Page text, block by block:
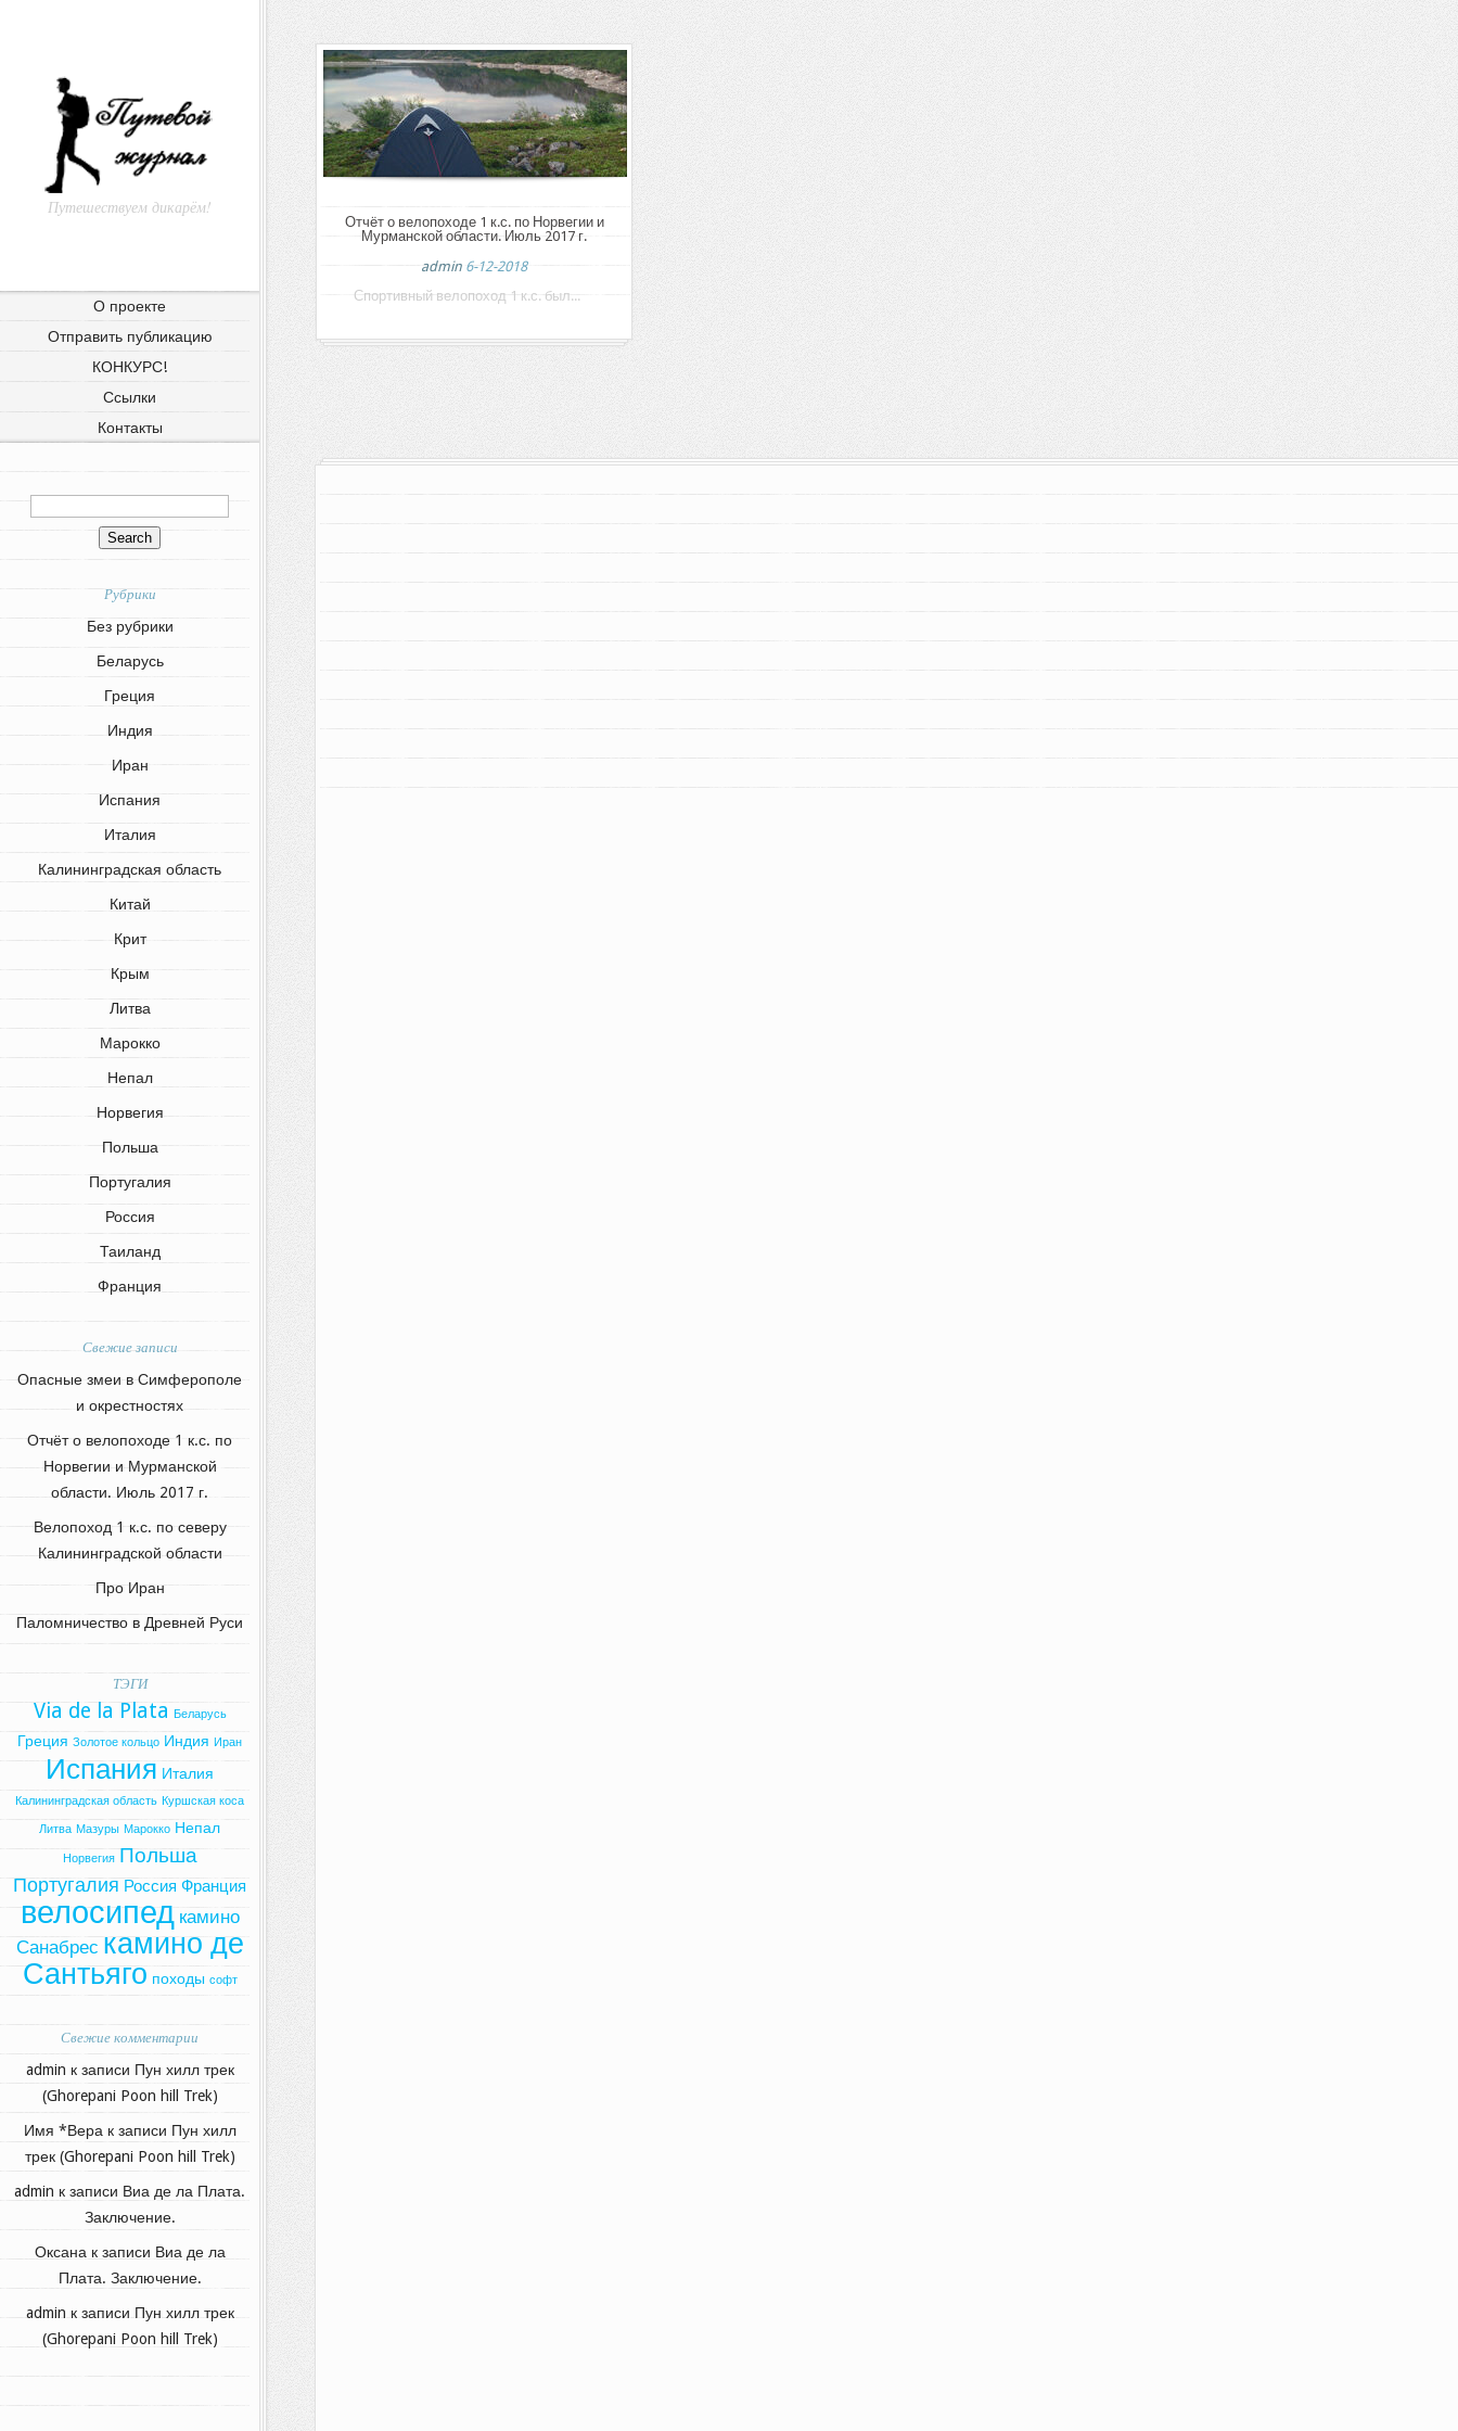
Путешествуем дикарём!
О проекте
Отправить публикацию
КОНКУРС!
Ссылки
Контакты
Рубрики
Без рубрики
Беларусь
Греция
Индия
Иран
Испания
Италия
Калининградская область
Китай
Крит
Крым
Литва
Марокко
Непал
Норвегия
Польша
Португалия
Россия
Таиланд
Франция
Свежие записи
Опасные змеи в Симферополе
и окрестностях
Отчёт о велопоходе 1 к.с. по
Норвегии и Мурманской
области. Июль 2017 г.
Велопоход 1 к.с. по северу
Калининградской области
Про Иран
Паломничество в Древней Руси
ТЭГИ
Via de la Plata Беларусь
Греция Золотое кольцо Индия Иран
Испания Италия
Калининградская область Куршская коса
Литва Мазуры Марокко Непал
Норвегия Польша
Португалия Россия Франция
велосипед камино
Санабрес камино де
Сантьяго походы софт
Свежие комментарии
admin к записи Пун хилл трек
(Ghorepani Poon hill Trek)
Имя *Верак записи Пун хилл
трек (Ghorepani Poon hill Trek)
admin к записи Виа де ла Плата.
Заключение.
Оксанак записи Виа де ла
Плата. Заключение.
admin к записи Пун хилл трек
(Ghorepani Poon hill Trek)
Отчёт о велопоходе 1 к.с. по Норвегии и
Мурманской области. Июль 2017 г.
admin 6-12-2018
Спортивный велопоход 1 к.с. был...